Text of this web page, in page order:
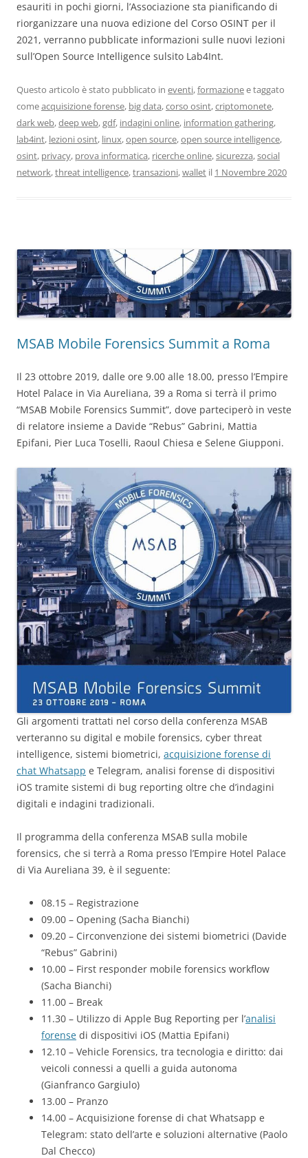
esauriti in pochi giorni, l’Associazione sta pianificando di
riorganizzare una nuova edizione del Corso OSINT per il
2021, verranno pubblicate informazioni sulle nuovi lezioni
sull’Open Source Intelligence sulsito Lab4Int.
Questo articolo è stato pubblicato in eventi,formazionee taggato
comeacquisizione forense, big data,corso osint,criptomonete,
dark web,deep web,gdf, indagini online, information gathering,
lab4int, lezioni osint, linux,open source,open source intelligence,
osint, privacy, prova informatica, ricerche online,sicurezza,social
network,threat intelligence,transazioni,wallet il 1 Novembre 2020
MSAB Mobile Forensics Summit a Roma
Il 23 ottobre 2019, dalle ore 9.00 alle 18.00, presso l’Empire
Hotel Palace in Via Aureliana, 39 a Roma si terrà il primo
“MSAB Mobile Forensics Summit”, dove parteciperò in veste
di relatore insieme a Davide “Rebus” Gabrini, Mattia
Epifani, Pier Luca Toselli, Raoul Chiesa e Selene Giupponi.
Gli argomenti trattati nel corso della conferenza MSAB
verteranno su digital e mobile forensics, cyber threat
intelligence, sistemi biometrici, acquisizione forense di
chat Whatsapp e Telegram, analisi forense di dispositivi
iOS tramite sistemi di bug reporting oltre che d’indagini
digitali e indagini tradizionali.
Il programma della conferenza MSAB sulla mobile
forensics, che si terrà a Roma presso l’Empire Hotel Palace
di Via Aureliana 39, è il seguente:
08.15 – Registrazione
09.00 – Opening (Sacha Bianchi)
09.20 – Circonvenzione dei sistemi biometrici (Davide
“Rebus” Gabrini)
10.00 – First responder mobile forensics workflow
(Sacha Bianchi)
11.00 – Break
11.30 – Utilizzo di Apple Bug Reporting per l’analisi
forense di dispositivi iOS (Mattia Epifani)
12.10 – Vehicle Forensics, tra tecnologia e diritto: dai
veicoli connessi a quelli a guida autonoma
(Gianfranco Gargiulo)
13.00 – Pranzo
14.00 – Acquisizione forense di chat Whatsapp e
Telegram: stato dell’arte e soluzioni alternative (Paolo
Dal Checco)